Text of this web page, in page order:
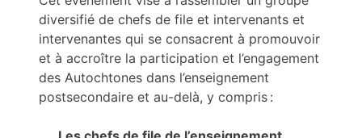
diversifié de chefs de file et intervenants et
intervenantes qui se consacrent à promouvoir
et à accroître la participation et l’engagement
des Autochtones dans l’enseignement
postsecondaire et au-delà, y compris :